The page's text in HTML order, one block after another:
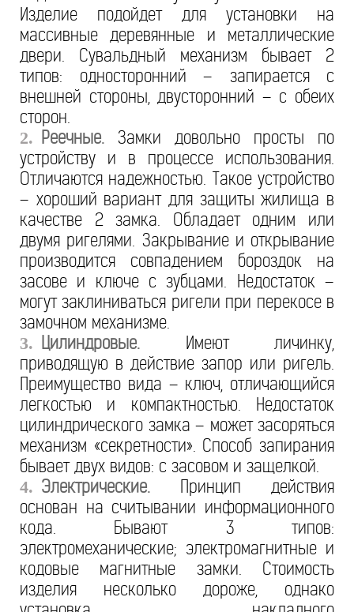
Изделие подойдет для установки на
массивные деревянные и металлические
двери. Сувальдный механизм бывает 2
типов: односторонний – запирается с
внешней стороны, двусторонний – с обеих
сторон.
2. Реечные. Замки довольно просты по
устройству и в процессе использования.
Отличаются надежностью. Такое устройство
– хороший вариант для защиты жилища в
качестве 2 замка. Обладает одним или
двумя ригелями. Закрывание и открывание
производится совпадением бороздок на
засове и ключе с зубцами. Недостаток –
могут заклиниваться ригели при перекосе в
замочном механизме.
3. Цилиндровые. Имеют личинку,
приводящую в действие запор или ригель.
Преимущество вида – ключ, отличающийся
легкостью и компактностью. Недостаток
цилиндрического замка – может засоряться
механизм «секретности». Способ запирания
бывает двух видов: с засовом и защелкой.
4. Электрические. Принцип действия
основан на считывании информационного
кода. Бывают 3 типов:
электромеханические; электромагнитные и
кодовые магнитные замки. Стоимость
изделия несколько дороже, однако